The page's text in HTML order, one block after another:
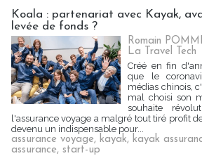
Koala : partenariat avec Kayak,
levée de fonds ?
Romain
La Travel Tech
Créé en fin
que le
médias chinois,
mal choisi son
souhaite
l'assurance voyage a malgré tout tiré profit
devenu un indispensable pour...
assurance voyage, kayak, kayak
assurance, start-up